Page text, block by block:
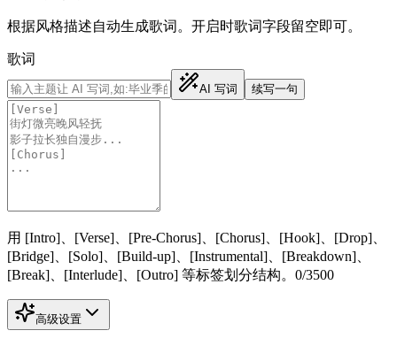
根据风格描述自动生成歌词。开启时歌词字段留空即可。
歌词
AI 写词 续写一句
用 [Intro]、[Verse]、[Pre-Chorus]、[Chorus]、[Hook]、[Drop]、
[Bridge]、[Solo]、[Build-up]、[Instrumental]、[Breakdown]、
[Break]、[Interlude]、[Outro] 等标签划分结构。 0/3500
高级设置